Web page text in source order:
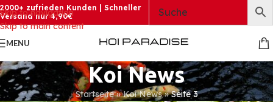
Skip to navigation
Skip to main content
2000+ zufrieden Kunden | Schneller
Versand nur 4,90€
MENU
Koi News
Startseite»Koi News»Seite 3